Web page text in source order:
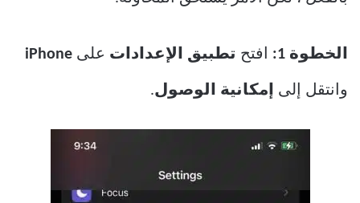
الخطوة 1: افتح تطبيق الإعدادات على iPhone
وانتقل إلى إمكانية الوصول.